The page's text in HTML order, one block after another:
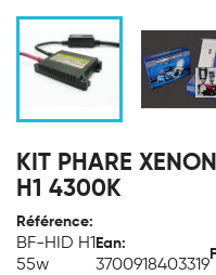
KIT PHARE
H1 4300K
Référence:
BF-HID H1
55w
Ean:
3700918403319